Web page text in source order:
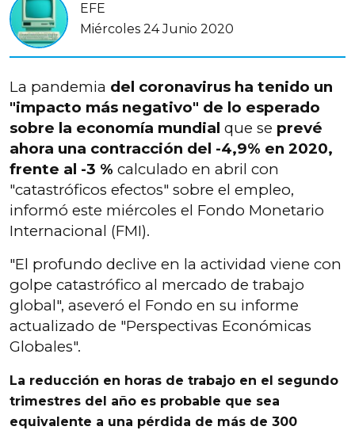
EFE
Miércoles 24 Junio 2020
La pandemia del coronavirus ha tenido un
"impacto más negativo" de lo esperado
sobre la economía mundial que se prevé
ahora una contracción del -4,9% en 2020,
frente al -3 % calculado en abril con
"catastróficos efectos" sobre el empleo,
informó este miércoles el Fondo Monetario
Internacional (FMI).
"El profundo declive en la actividad viene con
golpe catastrófico al mercado de trabajo
global", aseveró el Fondo en su informe
actualizado de "Perspectivas Económicas
Globales".
La reducción en horas de trabajo en el segundo
trimestres del año es probable que sea
equivalente a una pérdida de más de 300